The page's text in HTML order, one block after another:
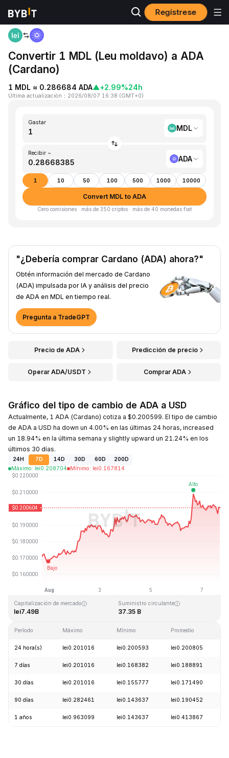
Regístrese
Inicio MDL to ADA
Convertir 1 MDL (Leu moldavo) a ADA
(Cardano)
1 MDL ≈ 0.286684 ADA▲+2.99%24h
Última actualización ： 2026/08/07 16:38 (GMT+0)
Gastar
MDL
Recibir ~
ADA
1 10 50 100 500 1000 10000
Convert MDL to ADA
Cero comisiones · más de 350 criptos · más de 40 monedas fiat
"¿Debería comprar Cardano (ADA) ahora?"
Obtén información del mercado de Cardano
(ADA) impulsada por IA y análisis del precio
de ADA en MDL en tiempo real.
Pregunta a TradeGPT
Precio de ADA Predicción de precio
Operar ADA/USDT Comprar ADA
Gráfico del tipo de cambio de ADA a USD
Actualmente, 1 ADA (Cardano) cotiza a $0.200599. El tipo de cambio
de ADA a USD ha down un 4.00% en las últimas 24 horas, increased
un 18.94% en la última semana y slightly upward un 21.24% en los
últimos 30 días.
24H 7D 14D 30D 60D
200D
Máximo: lei0.208704 Mínimo: lei0.167814
Última actualización: 2026-08-07, 16:38 GMT+0
lei0.019253
Capitalización de mercado
lei7.49B
Suministro circulante
37.35 B
Período Máximo Mínimo Promedio
24 hora(s) lei0.201016 lei0.200593 lei0.200805
7 días lei0.201016 lei0.168382 lei0.188891
30 días lei0.201016 lei0.155777 lei0.171490
90 días lei0.282461 lei0.143637 lei0.190452
1 años lei0.963099 lei0.143637 lei0.413867